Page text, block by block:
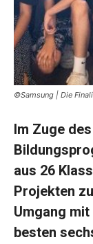
©Samsung | Die
Im Zuge
aus 26
Projekten
Umgang
besten